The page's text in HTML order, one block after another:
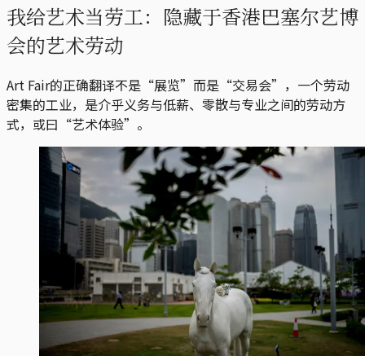
我给艺术当劳工：隐藏于香港巴塞尔艺博
会的艺术劳动
Art Fair的正确翻译不是“展览”而是“交易会”，一个劳动
密集的工业，是介乎义务与低薪、零散与专业之间的劳动方
式，或曰“艺术体验”。